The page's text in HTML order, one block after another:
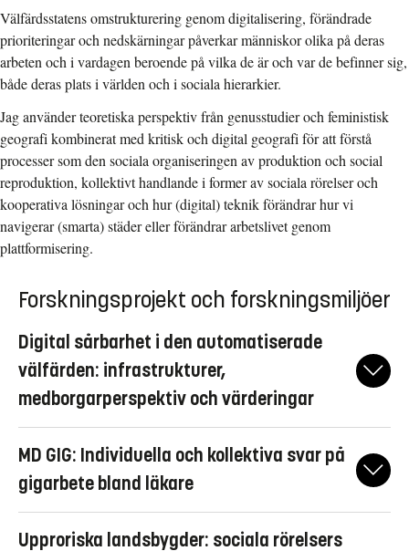
Välfärdsstatens omstrukturering genom digitalisering, förändrade
prioriteringar och nedskärningar påverkar människor olika på deras
arbeten och i vardagen beroende på vilka de är och var de befinner sig,
både deras plats i världen och i sociala hierarkier.
Jag använder teoretiska perspektiv från genusstudier och feministisk
geografi kombinerat med kritisk och digital geografi för att förstå
processer som den sociala organiseringen av produktion och social
reproduktion, kollektivt handlande i former av sociala rörelser och
kooperativa lösningar och hur (digital) teknik förändrar hur vi
navigerar (smarta) städer eller förändrar arbetslivet genom
plattformisering.
Forskningsprojekt och forskningsmiljöer
Digital sårbarhet i den automatiserade
välfärden: infrastrukturer,
medborgarperspektiv och värderingar
artificiell intelligens och olika former av automatiserade eller
semi-automatiserade beslutssystem. Ofta knyts stora
risker och problem samt skapa nya utmaningar.
MD GIG: Individuella och kollektiva svar på
gigarbete bland läkare
sektor genom att utforska uppkomsten av ’nätläkaren’ som
Upproriska landsbygder: sociala rörelsers